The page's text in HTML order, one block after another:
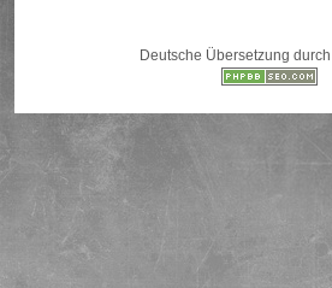
Deutsche Übersetzung durch